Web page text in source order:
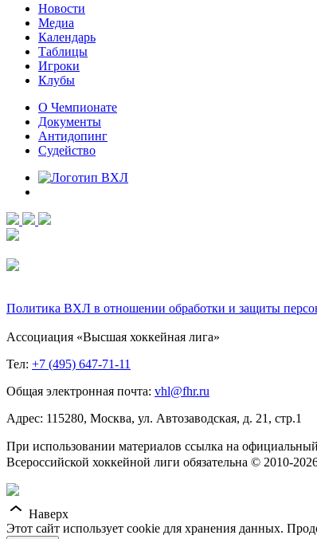
Новости
Медиа
Календарь
Таблицы
Игроки
Клубы
О Чемпионате
Документы
Антидопинг
Судейство
Политика ВХЛ в отношении обработки и защиты
Ассоциация «Высшая хоккейная лига»
Тел: +7 (495) 647-71-11
Общая электронная почта: vhl@fhr.ru
Адрес: 115280, Москва, ул. Автозаводская, д. 21, стр.1
При использовании материалов ссылка на
Всероссийской хоккейной лиги обязательна © 2010-
Наверх
Этот сайт использует cookie для хранения данных.